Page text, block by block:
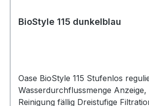
BioStyle 115 dunkelblau
Oase BioStyle 115 Stufenlos regulierbare
Wasserdurchflussmenge
Reinigung fällig Dreistufige